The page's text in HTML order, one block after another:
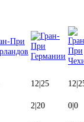
12|25 12|
2|20 0|0